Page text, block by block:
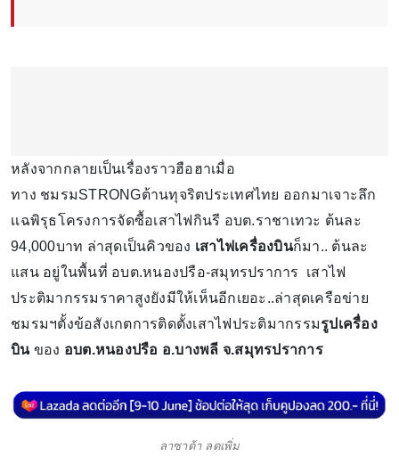
หลังจากกลายเป็นเรื่องราวฮือฮาเมื่อ
ทาง ชมรมSTRONGต้านทุจริตประเทศไทย ออกมาเจาะลึก
เเฉพิรุธโครงการจัดซื้อเสาไฟกินรี อบต.ราชาเทวะ ต้นละ
94,000บาท ล่าสุดเป็นคิวของ เสาไฟเครื่องบินก็มา.. ต้นละ
แสน อยู่ในพื้นที่ อบต.หนองปรือ​-สมุทรปราการ เสาไฟ
ประติมากรรม​ราคาสูงยังมีให้เห็นอีกเยอะ..ล่าสุดเครือข่าย
ชมรมฯตั้งข้อสังเกตการติดตั้งเสาไฟประติมากรรมรูปเครื่อง
บิน​ ของ​ อบต.หนองปรือ​ อ.บางพลี​ จ.สมุทรปราการ
ลาซาด้า ลดเพิ่ม